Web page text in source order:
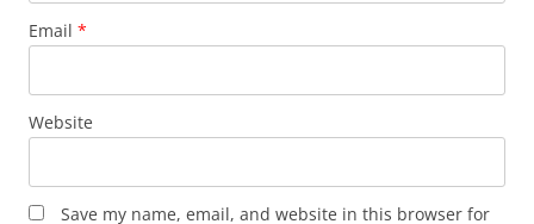
Email *
Website
Save my name, email, and website in this browser for